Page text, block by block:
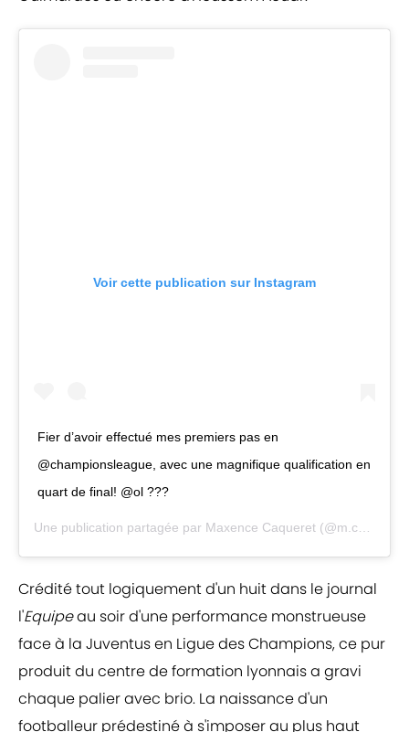
Voir cette publication sur Instagram
Fier d’avoir effectué mes premiers pas en
@championsleague, avec une magnifique qualification en
quart de final! @ol ???
Une publication partagée par Maxence Caqueret (@m.caqueret) le
Crédité tout logiquement d'un huit dans le journal
l'Equipeau soir d'une performance monstrueuse
face à la Juventus en Ligue des Champions, ce pur
produit du centre de formation lyonnais a gravi
chaque palier avec brio. La naissance d'un
footballeur prédestiné à s'imposer au plus haut